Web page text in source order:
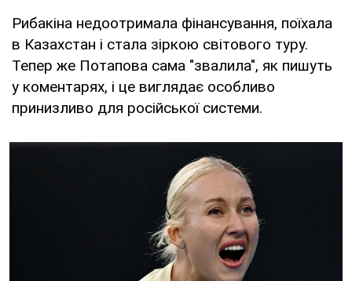
Рибакіна недоотримала фінансування, поїхала
в Казахстан і стала зіркою світового туру.
Тепер же Потапова сама "звалила", як пишуть
у коментарях, і це виглядає особливо
принизливо для російської системи.